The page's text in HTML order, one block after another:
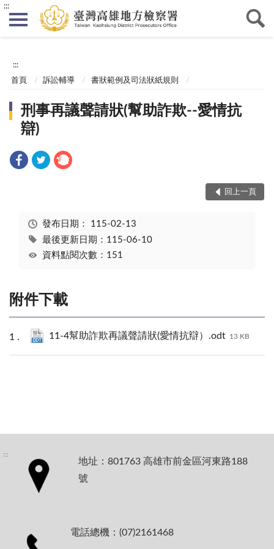
:::
:::
首頁 訴訟輔導 書狀範例及司法狀紙規則
刑事再議聲請狀(幫助詐欺--愛情抗
辯)
回上一頁
發布日期： 115-02-13
最後更新日期：115-06-10
資料點閱次數：151
附件下載
11-4幫助詐欺再議聲請狀(愛情抗辯）.odt 13 KB
:::
地址：801763 高雄市前金區河東路188
號
電話總機：(07)2161468